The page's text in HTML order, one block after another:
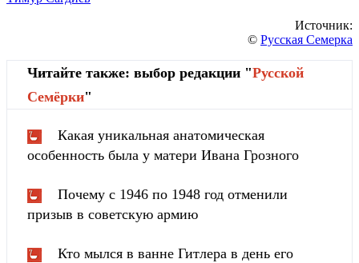
Источник:
© Русская Семерка
Читайте также: выбор редакции "Русской
Cемёрки"
Какая уникальная анатомическая
особенность была у матери Ивана Грозного
Почему с 1946 по 1948 год отменили
призыв в советскую армию
Кто мылся в ванне Гитлера в день его